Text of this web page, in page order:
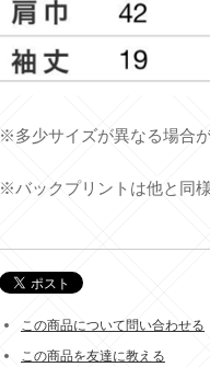
※多少サイズが異なる場合
※バックプリントは他と同
この商品について問い合わせる
この商品を友達に教える